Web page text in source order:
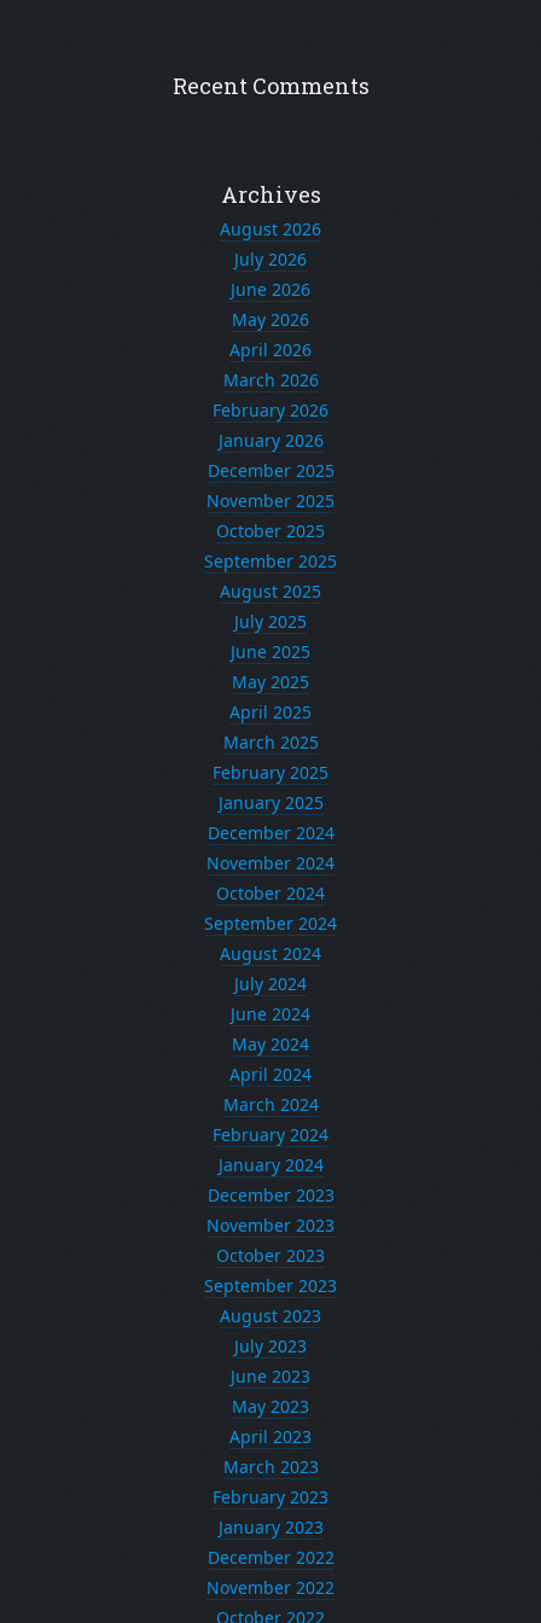
Recent Comments
Archives
August 2026
July 2026
June 2026
May 2026
April 2026
March 2026
February 2026
January 2026
December 2025
November 2025
October 2025
September 2025
August 2025
July 2025
June 2025
May 2025
April 2025
March 2025
February 2025
January 2025
December 2024
November 2024
October 2024
September 2024
August 2024
July 2024
June 2024
May 2024
April 2024
March 2024
February 2024
January 2024
December 2023
November 2023
October 2023
September 2023
August 2023
July 2023
June 2023
May 2023
April 2023
March 2023
February 2023
January 2023
December 2022
November 2022
October 2022